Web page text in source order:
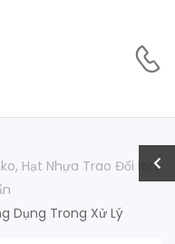
, Hạt Nhựa Trao Đổi Ion,
Dụng Trong Xử Lý